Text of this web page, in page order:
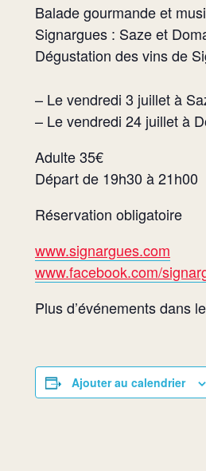
Balade gourmande et
Signargues : Saze et
Dégustation des vins de
– Le vendredi 3 juillet à
– Le vendredi 24 juillet à
Adulte 35€
Départ de 19h30 à 21h00
Réservation obligatoire
www.signargues.com
www.facebook.com/
Plus d’événements dans
Ajouter au calendrier